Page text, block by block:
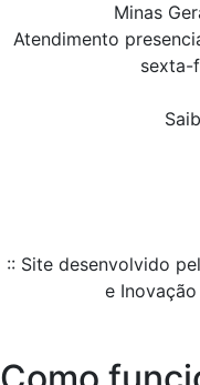
Minas
Atendimento
sexta-
:: Site desenvolvido
e